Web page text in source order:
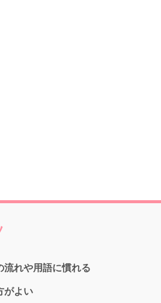
流れや用語に慣れる
がよい